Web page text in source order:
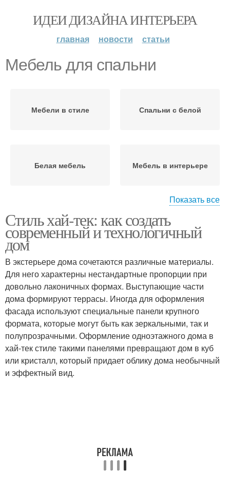
ИДЕИ ДИЗАЙНА ИНТЕРЬЕРА
главная новости статьи
Мебель для спальни
Мебели в стиле Спальни с белой
Белая мебель Мебель в интерьере
Мебель в спальне Глянцевая мебель
Показать все
Стиль хай-тек: как создать
современный и технологичный
дом
В экстерьере дома сочетаются различные материалы.
Для него характерны нестандартные пропорции при
довольно лаконичных формах. Выступающие части
дома формируют террасы. Иногда для оформления
фасада используют специальные панели крупного
формата, которые могут быть как зеркальными, так и
полупрозрачными. Оформление одноэтажного дома в
хай-тек стиле такими панелями превращают дом в куб
или кристалл, который придает облику дома необычный
и эффектный вид.